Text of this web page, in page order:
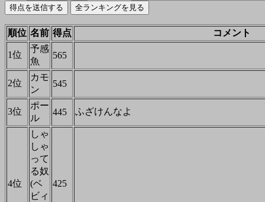
順位 名前 得点 コメント
1位
予感
魚
565
2位
カモ
ン
545
3位
ポー
ル
445 ふざけんなよ
4位
しゃ
しゃ
って
る奴
(ベ
ビィ
425